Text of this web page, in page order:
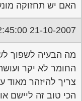
האם יש תחזוקה
21-10-2007 12:45:00
מה הבעיה לשפוך
החומר לא יקר
צריך להיזהר מאוד
הכי טוב זה ליישם